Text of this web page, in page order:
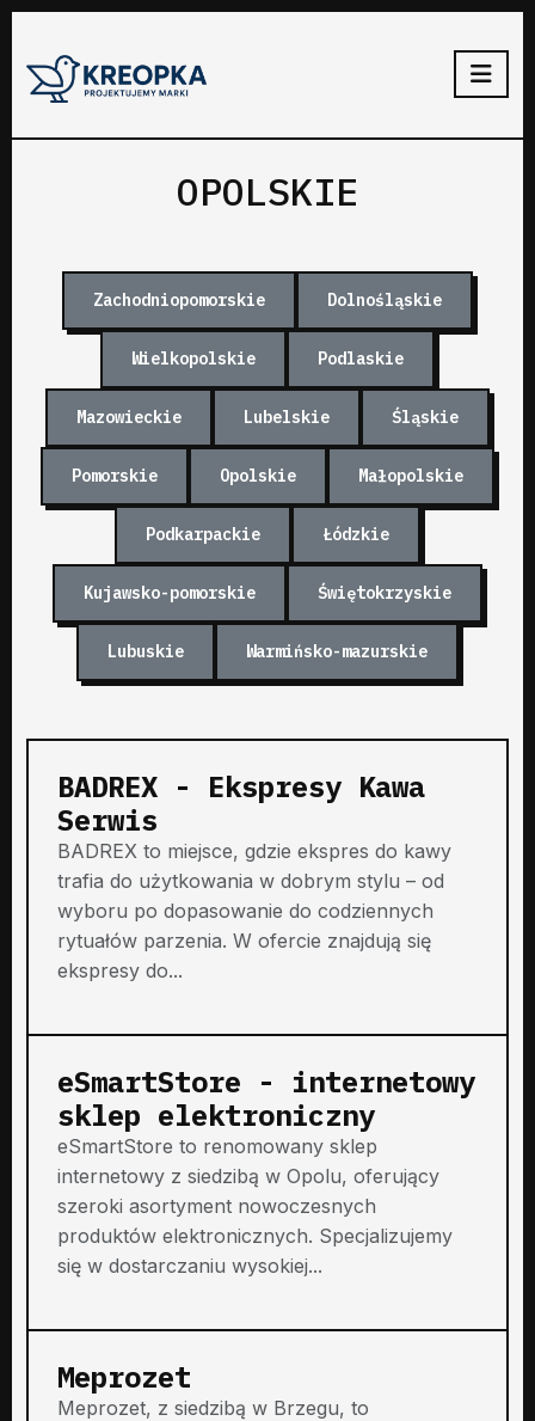
OPOLSKIE
Zachodniopomorskie Dolnośląskie
Wielkopolskie Podlaskie
Mazowieckie Lubelskie Śląskie
Pomorskie Opolskie Małopolskie
Podkarpackie Łódzkie
Kujawsko-pomorskie Świętokrzyskie
Lubuskie Warmińsko-mazurskie
BADREX - Ekspresy Kawa
Serwis
BADREX to miejsce, gdzie ekspres do kawy
trafia do użytkowania w dobrym stylu – od
wyboru po dopasowanie do codziennych
rytuałów parzenia. W ofercie znajdują się
ekspresy do...
eSmartStore - internetowy
sklep elektroniczny
eSmartStore to renomowany sklep
internetowy z siedzibą w Opolu, oferujący
szeroki asortyment nowoczesnych
produktów elektronicznych. Specjalizujemy
się w dostarczaniu wysokiej...
Meprozet
Meprozet, z siedzibą w Brzegu, to